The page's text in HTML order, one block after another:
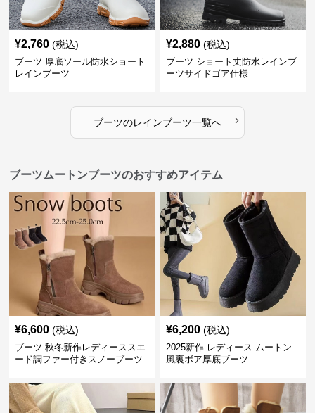
¥2,760 (税込)
ブーツ 厚底ソール防水ショート
レインブーツ
¥2,880 (税込)
ブーツ ショート丈防水レインブ
ーツサイドゴア仕様
ブーツのレインブーツ一覧へ ›
ブーツムートンブーツのおすすめアイテム
¥6,600 (税込)
ブーツ 秋冬新作レディーススエ
ード調ファー付きスノーブーツ
¥6,200 (税込)
2025新作 レディース ムートン
風裏ボア厚底ブーツ